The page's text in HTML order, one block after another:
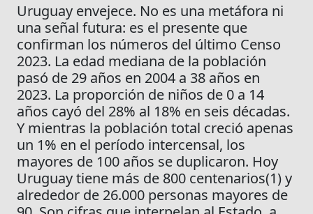
Uruguay envejece. No es una metáfora ni
una señal futura: es el presente que
confirman los números del último Censo
2023. La edad mediana de la población
pasó de 29 años en 2004 a 38 años en
2023. La proporción de niños de 0 a 14
años cayó del 28% al 18% en seis décadas.
Y mientras la población total creció apenas
un 1% en el período intercensal, los
mayores de 100 años se duplicaron. Hoy
Uruguay tiene más de 800 centenarios(1) y
alrededor de 26.000 personas mayores de